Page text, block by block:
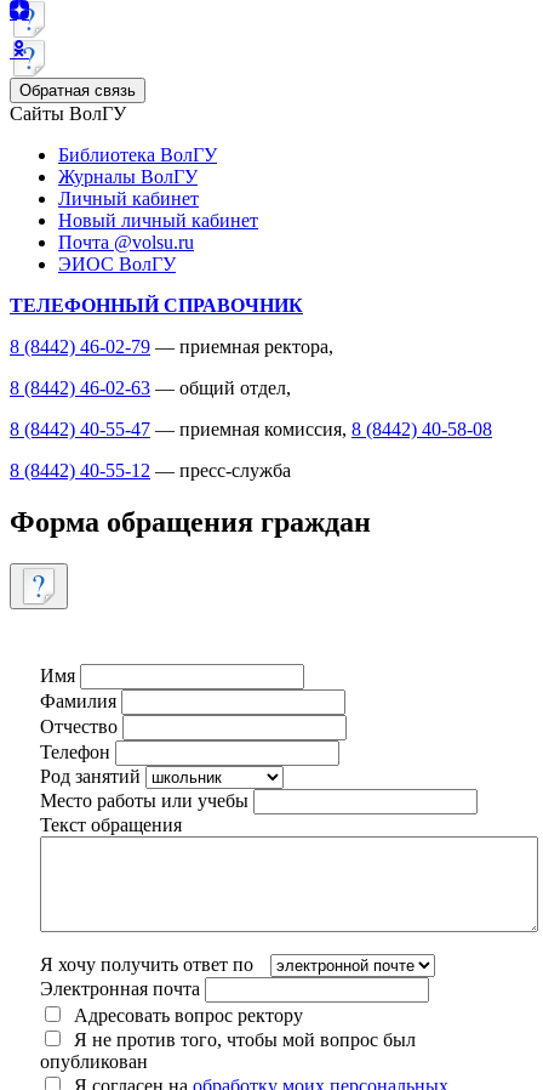
Обратная связь
Сайты ВолГУ
Библиотека ВолГУ
Журналы ВолГУ
Личный кабинет
Новый личный кабинет
Почта @volsu.ru
ЭИОС ВолГУ
ТЕЛЕФОННЫЙ СПРАВОЧНИК
8 (8442) 46-02-79 — приемная ректора,
8 (8442) 46-02-63 — общий отдел,
8 (8442) 40-55-47 — приемная комиссия, 8 (8442) 40-58-08
8 (8442) 40-55-12 — пресс-служба
Форма обращения граждан
Имя
Фамилия
Отчество
Телефон
Род занятий
Место работы или учебы
Текст обращения
Я хочу получить ответ по
Электронная почта
Адресовать вопрос ректору
Я не против того, чтобы мой вопрос был
опубликован